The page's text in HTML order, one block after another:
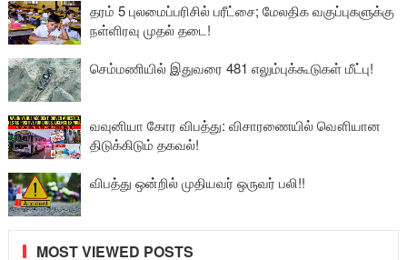
தரம் 5 புலமைப்பரிசில் பரீட்சை; மேலதிக வகுப்புகளுக்கு
நள்ளிரவு முதல் தடை!
செம்மணியில் இதுவரை 481 எலும்புக்கூடுகள் மீட்பு!
வவுனியா கோர விபத்து: விசாரணையில் வௌியான
திடுக்கிடும் தகவல்!
விபத்து ஒன்றில் முதியவர் ஒருவர் பலி!!
MOST VIEWED POSTS